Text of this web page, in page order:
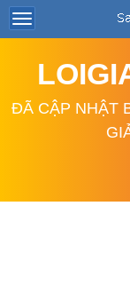
ĐÃ CẬP NHẬT